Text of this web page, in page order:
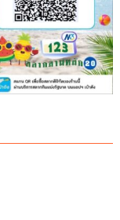
นวัตกรรม
ยาง